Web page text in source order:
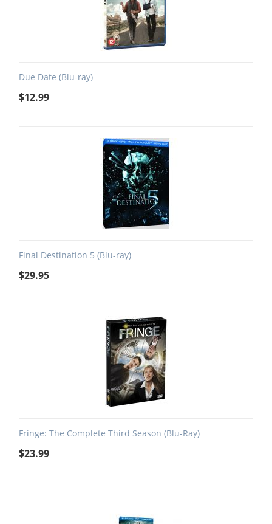
Due Date (Blu-ray)
$12.99
Final Destination 5 (Blu-ray)
$29.95
Fringe: The Complete Third Season (Blu-Ray)
$23.99